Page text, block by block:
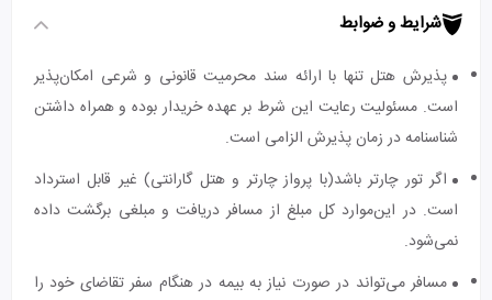
شرایط و ضوابط
پذیرش هتل تنها با ارائه سند محرمیت قانونی و شرعی امکان‌پذیر
است. مسئولیت رعایت این شرط بر عهده خریدار بوده و همراه داشتن
شناسنامه در زمان پذیرش الزامی است.
اگر تور چارتر باشد(با پرواز چارتر و هتل گارانتی) غیر قابل استرداد
است. در این‌موارد کل مبلغ از مسافر دریافت و مبلغی برگشت داده
نمی‌شود.
مسافر می‌تواند در صورت نیاز به بیمه در هنگام سفر تقاضای خود را